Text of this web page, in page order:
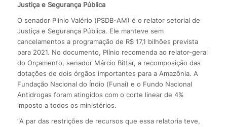
Justiça e Segurança Pública
O senador Plínio Valério (PSDB-AM) é o relator setorial de
Justiça e Segurança Pública. Ele manteve sem
cancelamentos a programação de R$ 17,1 bilhões prevista
para 2021. No documento, Plínio recomenda ao relator-geral
do Orçamento, senador Márcio Bittar, a recomposição das
dotações de dois órgãos importantes para a Amazônia. A
Fundação Nacional do Índio (Funai) e o Fundo Nacional
Antidrogas foram atingidos com o corte linear de 4%
imposto a todos os ministérios.
“A par das restrições de recursos que essa relatoria teve,